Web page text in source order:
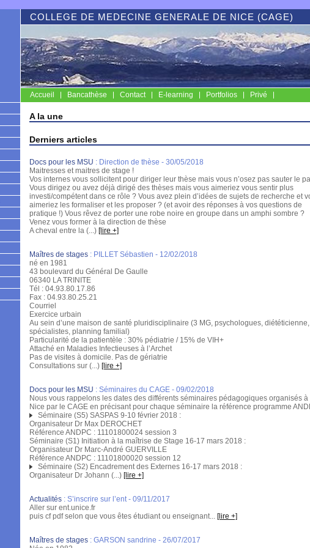
COLLEGE DE MEDECINE GENERALE DE NICE (CAGE)
Accueil Bancathèse Contact E-learning Portfolios
Privé
A la une
Derniers articles
Docs pour les MSU : Direction de thèse - 30/05/2018
Maitresses et maitres de stage !
Vos internes vous sollicitent pour diriger leur thèse mais vous n’osez pas sauter le
Vous dirigez ou avez déjà dirigé des thèses mais vous aimeriez vous sentir plus
investi/compétent dans ce rôle ? Vous avez plein d’idées de sujets de recherche et
aimeriez les formaliser et les proposer ? (et avoir des réponses à vos questions de
pratique !) Vous rêvez de porter une robe noire en groupe dans un amphi sombre ?
Venez vous former à la direction de thèse
A cheval entre la (...) [lire +]
Maîtres de stages : PILLET Sébastien - 12/02/2018
né en 1981
43 boulevard du Général De Gaulle
06340 LA TRINITE
Tél : 04.93.80.17.86
Fax : 04.93.80.25.21
Courriel
Exercice urbain
Au sein d’une maison de santé pluridisciplinaire (3 MG, psychologues, diététicienne,
spécialistes, planning familial)
Particularité de la patientèle : 30% pédiatrie / 15% de VIH+
Attaché en Maladies Infectieuses à l’Archet
Pas de visites à domicile. Pas de gériatrie
Consultations sur (...) [lire +]
Docs pour les MSU : Séminaires du CAGE - 09/02/2018
Nous vous rappelons les dates des différents séminaires pédagogiques organisés à
Nice par le CAGE en précisant pour chaque séminaire la référence programme
Séminaire (S5) SASPAS 9-10 février 2018 :
Organisateur Dr Max DEROCHET
Référence ANDPC : 11101800024 session 3
Séminaire (S1) Initiation à la maîtrise de Stage 16-17 mars 2018 :
Organisateur Dr Marc-André GUERVILLE
Référence ANDPC : 11101800020 session 12
Séminaire (S2) Encadrement des Externes 16-17 mars 2018 :
Organisateur Dr Johann (...) [lire +]
Actualités : S’inscrire sur l’ent- 09/11/2017
Aller sur ent.unice.fr
puis cf pdf selon que vous êtes étudiant ou enseignant... [lire +]
Maîtres de stages : GARSON sandrine - 26/07/2017